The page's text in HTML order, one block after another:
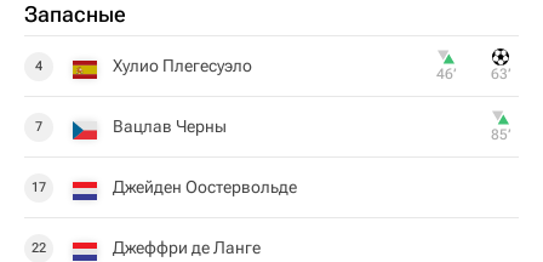
Запасные
4 Хулио Плегесуэло 46‎’‎ 63‎’‎
7 Вацлав Черны 85‎’‎
17 Джейден Оостервольде
22 Джеффри де Ланге